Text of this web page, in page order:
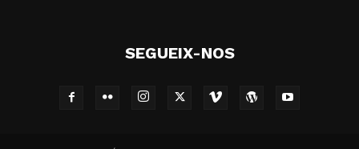
SEGUEIX-NOS